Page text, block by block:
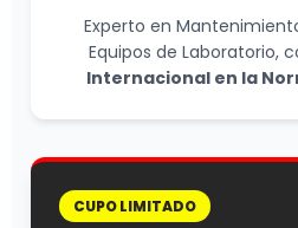
Experto en
Equipos de Laboratorio,
Internacional en la
CUPO LIMITADO